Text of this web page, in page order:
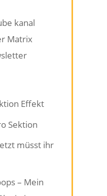
Effekt
Sektion
müsst ihr
– Mein